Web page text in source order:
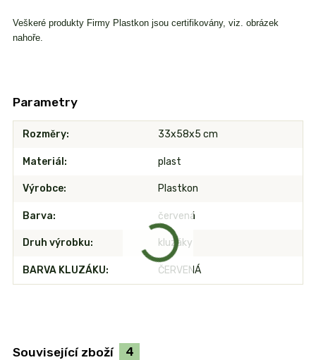
Veškeré produkty Firmy Plastkon jsou certifikovány, viz. obrázek
nahoře.
Parametry
Rozměry 33x58x5 cm
Materiál plast
Výrobce Plastkon
Barva červená
Druh výrobku kluzáky
BARVA KLUZÁKU ČERVENÁ
Související zboží 4